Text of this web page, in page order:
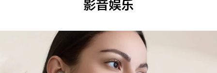
影音娱乐